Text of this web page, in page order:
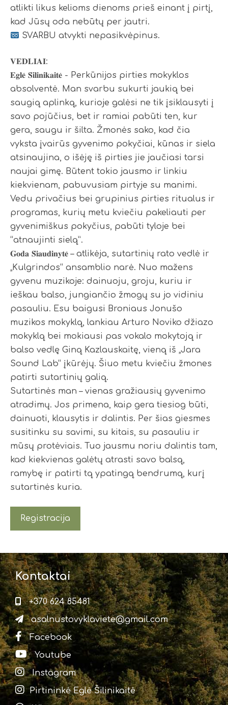
atlikti likus kelioms dienoms prieš einant į pirtį,
kad Jūsų oda nebūtų per jautri.
SVARBU atvykti nepasikvėpinus.
𝐕𝐄𝐃𝐋𝐈𝐀𝐈:
𝐄𝐠𝐥𝐞̇ 𝐒̌𝐢𝐥𝐢𝐧𝐢𝐤𝐚𝐢𝐭𝐞̇ - Perkūnijos pirties mokyklos
absolventė. Man svarbu sukurti jaukią bei
saugią aplinką, kurioje galėsi ne tik įsiklausyti į
savo pojūčius, bet ir ramiai pabūti ten, kur
gera, saugu ir šilta. Žmonės sako, kad čia
vyksta įvairūs gyvenimo pokyčiai, kūnas ir siela
atsinaujina, o išėję iš pirties jie jaučiasi tarsi
naujai gimę. Būtent tokio jausmo ir linkiu
kiekvienam, pabuvusiam pirtyje su manimi.
Vedu privačius bei grupinius pirties ritualus ir
programas, kurių metu kviečiu pakeliauti per
gyvenimiškus pokyčius, pabūti tyloje bei
“atnaujinti sielą”.
𝐆𝐨𝐝𝐚 𝐒̌𝐢𝐚𝐮𝐝𝐢𝐧𝐲𝐭𝐞̇ – atlikėja, sutartinių rato vedlė ir
„Kulgrindos“ ansamblio narė. Nuo mažens
gyvenu muzikoje: dainuoju, groju, kuriu ir
ieškau balso, jungiančio žmogų su jo vidiniu
pasauliu. Esu baigusi Broniaus Jonušo
muzikos mokyklą, lankiau Arturo Noviko džiazo
mokyklą bei mokiausi pas vokalo mokytoją ir
balso vedlę Giną Kazlauskaitę, vieną iš „Jara
Sound Lab“ įkūrėjų. Šiuo metu kviečiu žmones
patirti sutartinių galią.
Sutartinės man – vienas gražiausių gyvenimo
atradimų. Jos primena, kaip gera tiesiog būti,
dainuoti, klausytis ir dalintis. Per šias giesmes
susitinku su savimi, su kitais, su pasauliu ir
mūsų protėviais. Tuo jausmu noriu dalintis tam,
kad kiekvienas galėtų atrasti savo balsą,
ramybę ir patirti tą ypatingą bendrumą, kurį
sutartinės kuria.
Registracija
Kontaktai
+370 624 85481
asalnustovyklaviete@gmail.com
Facebook
Youtube
Instagram
Pirtininkė Eglė Šilinikaitė